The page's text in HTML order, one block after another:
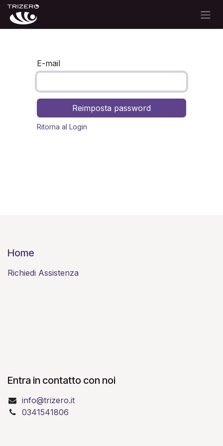
Passa al contenuto
E-mail
Reimposta password
Ritorna al Login
Home
Richiedi Assistenza
Entra in contatto con noi
info@trizero.it
0341541806